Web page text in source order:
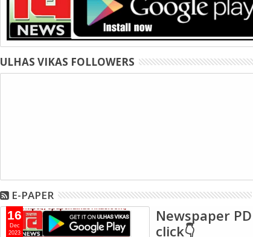
ULHAS VIKAS FOLLOWERS
E-PAPER
16
Dec
2023
Newspaper
click👇